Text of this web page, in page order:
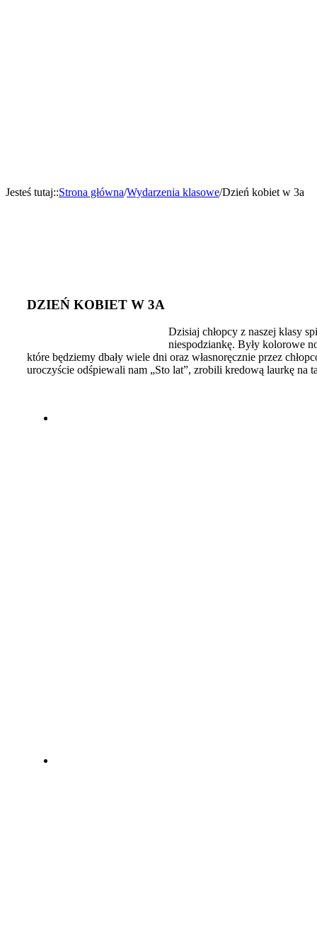
Jesteś tutaj::Strona główna/Wydarzenia klasowe/Dzień kobiet w 3a
DZIEŃ KOBIET W 3A
Dzisiaj chłopcy z naszej klasy
niespodziankę. Były kolorowe
które będziemy dbały wiele dni oraz własnoręcznie przez
uroczyście odśpiewali nam „Sto lat”, zrobili kredową laurkę na